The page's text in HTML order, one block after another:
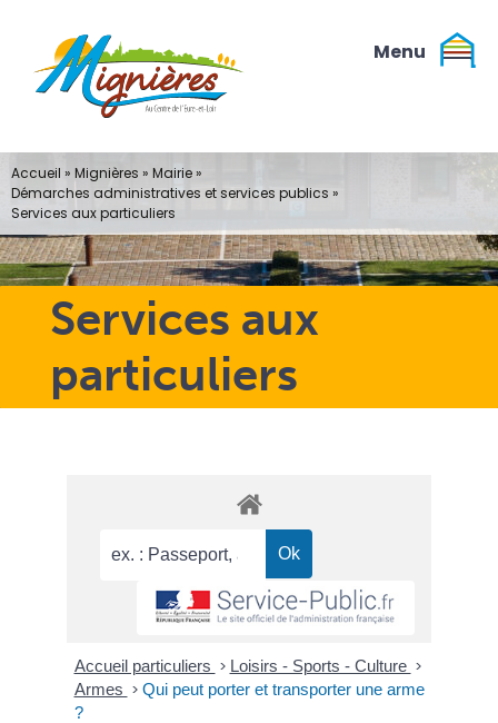
contenu
Services aux
particuliers
Accueil » Mignières » Mairie»
Démarches administratives et services publics »
Services aux particuliers
Accueil particuliers > Loisirs - Sports - Culture >
Armes > Qui peut porter et transporter une arme
?